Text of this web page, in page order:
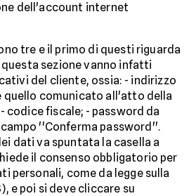
dell'account internet
tre e il primo di questi riguarda
questa sezione vanno infatti
del cliente, ossia: - indirizzo
quello comunicato all'atto della
codice fiscale; - password da
''Conferma password''.
dati va spuntata la casella a
il consenso obbligatorio per
personali, come da legge sulla
e poi si deve cliccare su